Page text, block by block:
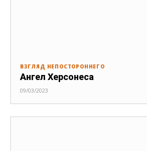
ВЗГЛЯД НЕПОСТОРОННЕГО
Ангел Херсонеса
09/03/2023